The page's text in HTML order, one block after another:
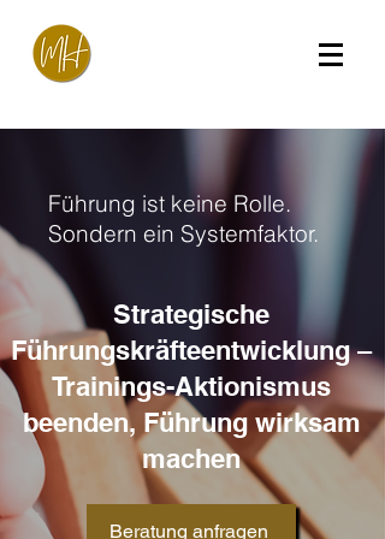
Führung ist keine Rolle.
Sondern ein Systemfaktor.
Strategische
Führungskräfteentwicklung –
Trainings-Aktionismus
beenden, Führung wirksam
machen
Beratung anfragen